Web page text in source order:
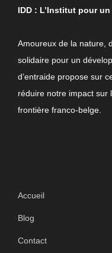
IDD : L’Institut pour
Amoureux de la nature,
solidaire pour un
d’entraide propose sur
réduire notre impact sur
frontière franco-belge.
Accueil
Blog
Contact